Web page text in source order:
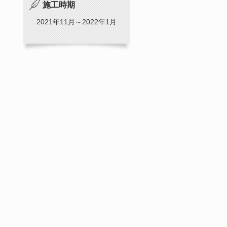
施工時期
2021年11月～2022年1月